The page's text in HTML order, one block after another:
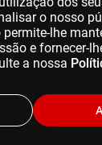
o nosso
lhe
e fornecer-
a nossa